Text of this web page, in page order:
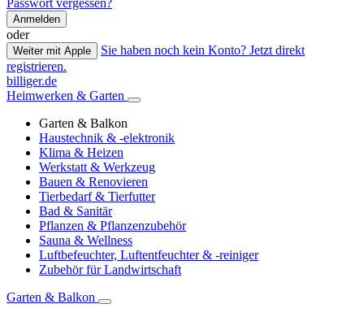
Passwort vergessen?
Anmelden
oder
Weiter mit Apple
Sie haben noch kein Konto? Jetzt direkt
registrieren.
billiger.de
Heimwerken & Garten
Garten & Balkon
Haustechnik & -elektronik
Klima & Heizen
Werkstatt & Werkzeug
Bauen & Renovieren
Tierbedarf & Tierfutter
Bad & Sanitär
Pflanzen & Pflanzenzubehör
Sauna & Wellness
Luftbefeuchter, Luftentfeuchter & -reiniger
Zubehör für Landwirtschaft
Garten & Balkon